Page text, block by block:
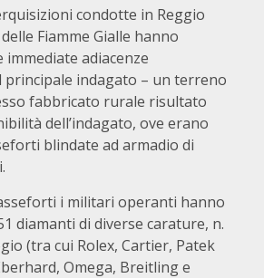
condotte in Reggio
Fiamme Gialle hanno
adiacenze
principale indagato – un terreno
fabbricato rurale risultato
dell’indagato, ove erano
blindate ad armadio di
i militari operanti hanno
diamanti di diverse carature, n.
(tra cui Rolex, Cartier, Patek
Omega, Breitling e